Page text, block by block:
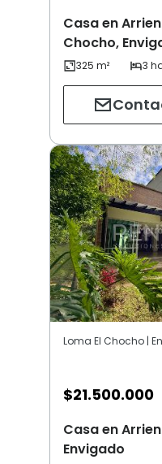
Casa en
Chocho,
Loma El Chocho |
$21.500.000
Casa en
Envigado